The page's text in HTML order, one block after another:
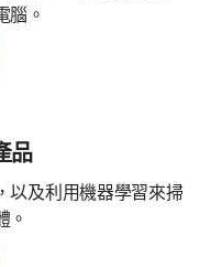
腦。
品
以及利用機器學習來掃
。